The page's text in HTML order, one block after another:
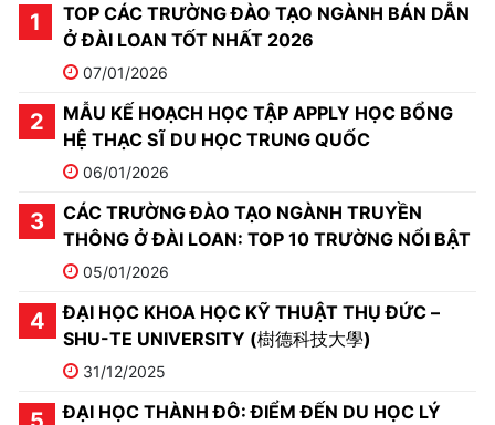
TOP CÁC TRƯỜNG ĐÀO TẠO NGÀNH BÁN DẪN
Ở ĐÀI LOAN TỐT NHẤT 2026
07/01/2026
MẪU KẾ HOẠCH HỌC TẬP APPLY HỌC BỔNG
HỆ THẠC SĨ DU HỌC TRUNG QUỐC
06/01/2026
CÁC TRƯỜNG ĐÀO TẠO NGÀNH TRUYỀN
THÔNG Ở ĐÀI LOAN: TOP 10 TRƯỜNG NỔI BẬT
05/01/2026
ĐẠI HỌC KHOA HỌC KỸ THUẬT THỤ ĐỨC –
SHU-TE UNIVERSITY (樹德科技大學)
31/12/2025
ĐẠI HỌC THÀNH ĐÔ: ĐIỂM ĐẾN DU HỌC LÝ